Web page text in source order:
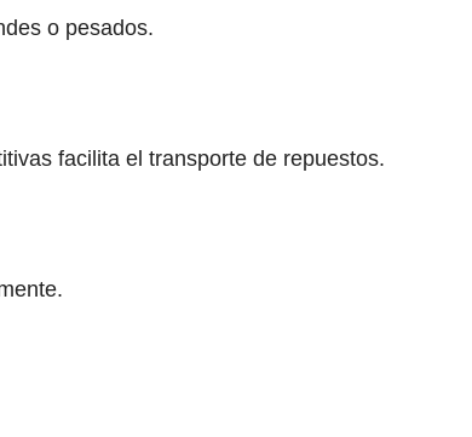
o pesados.
facilita el transporte de repuestos.